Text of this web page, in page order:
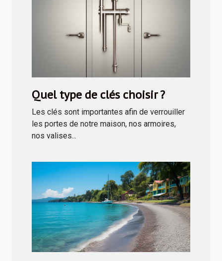
Quel type de clés choisir ?
Les clés sont importantes afin de verrouiller
les portes de notre maison, nos armoires,
nos valises...